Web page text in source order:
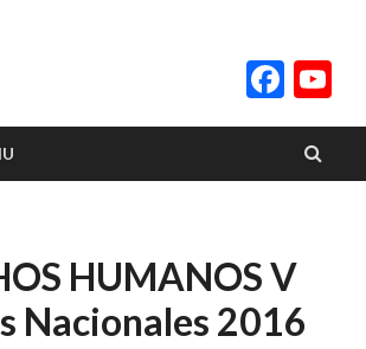
HUMANOS V
Nacionales 2016